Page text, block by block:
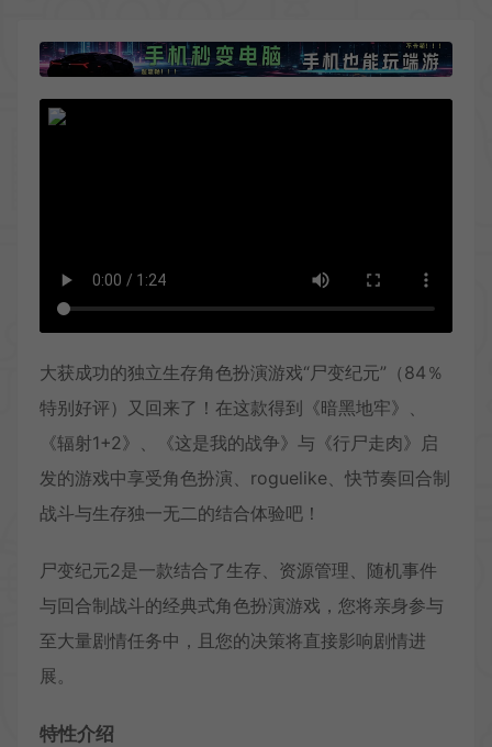
大获成功的独立生存角色扮演游戏“尸变纪元”（84％
特别好评）又回来了！在这款得到《暗黑地牢》、
《辐射1+2》、《这是我的战争》与《行尸走肉》启
发的游戏中享受角色扮演、roguelike、快节奏回合制
战斗与生存独一无二的结合体验吧！
尸变纪元2是一款结合了生存、资源管理、随机事件
与回合制战斗的经典式角色扮演游戏，您将亲身参与
至大量剧情任务中，且您的决策将直接影响剧情进
展。
特性介绍